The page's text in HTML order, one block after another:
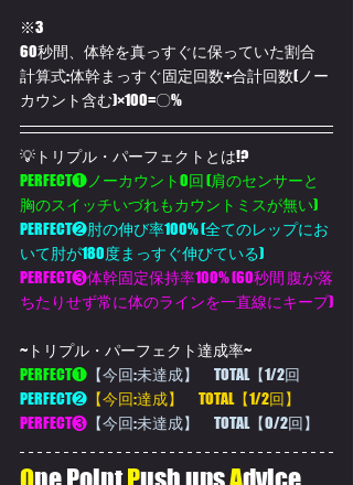
※3
60秒間、体幹を真っすぐに保っていた割合
計算式:体幹まっすぐ固定回数÷合計回数(ノー
カウント含む)×100=〇%
💡トリプル・パーフェクトとは!?
PERFECT❶ノーカウント0回 (肩のセンサーと
胸のスイッチいづれもカウントミスが無い)
PERFECT❷肘の伸び率100% (全てのレップにお
いて肘が180度まっすぐ伸びている)
PERFECT❸体幹固定保持率100% (60秒間 腹が落
ちたりせず常に体のラインを一直線にキープ)
~トリプル・パーフェクト達成率~
PERFECT❶ 【今回:未達成】　TOTAL【1/2回
PERFECT❷ 【今回:達成】　TOTAL【1/2回】
PERFECT❸ 【今回:未達成】　TOTAL【0/2回】
One Point Push ups Advice